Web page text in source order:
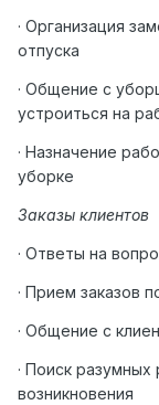
· Организация
отпуска
· Общение с
устроиться на
· Назначение
уборке
Заказы клиентов
· Ответы на
· Прием заказов
· Общение с
· Поиск
возникновения